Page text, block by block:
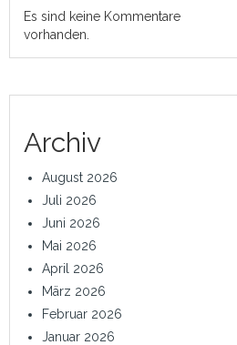
Es sind keine Kommentare
vorhanden.
Archiv
August 2026
Juli 2026
Juni 2026
Mai 2026
April 2026
März 2026
Februar 2026
Januar 2026